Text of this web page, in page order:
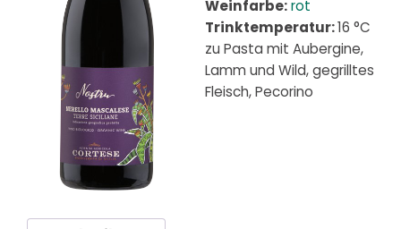
Weinfarbe: rot
Trinktemperatur: 16 °C
zu Pasta mit Aubergine,
Lamm und Wild, gegrilltes
Fleisch, Pecorino